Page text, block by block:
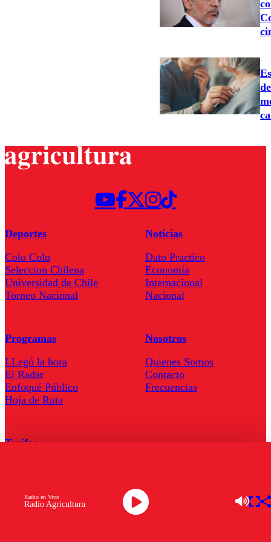
Radio Agricultura
Radio en Vivo
Deportes
Colo Colo
Seleccion Chilena
Universidad de Chile
Torneo Nacional
Noticias
Dato Practico
Economía
Internacional
Nacional
Programas
LLegó la hora
El Radar
Enfoqué Público
Hoja de Ruta
Nosotros
Quienes Somos
Contacto
Frecuencias
Tarifas